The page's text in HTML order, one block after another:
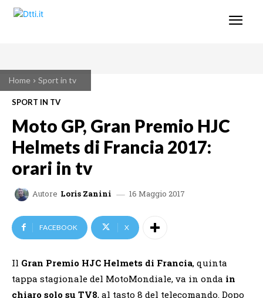
Home Sport in tv
SPORT IN TV
Moto GP, Gran Premio HJC
Helmets di Francia 2017:
orari in tv
Autore Loris Zanini 16 Maggio 2017
FACEBOOK X
Il Gran Premio HJC Helmets di Francia, quinta
tappa stagionale del MotoMondiale, va in onda in
chiaro solo su TV8, al tasto 8 del telecomando. Dopo